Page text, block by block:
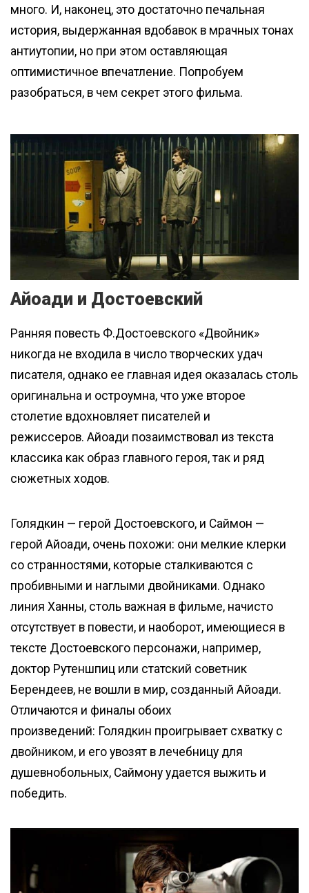
много. И, наконец, это достаточно печальная
история, выдержанная вдобавок в мрачных тонах
антиутопии, но при этом оставляющая
оптимистичное впечатление. Попробуем
разобраться, в чем секрет этого фильма.
Айоади и Достоевский
Ранняя повесть Ф.Достоевского «Двойник»
никогда не входила в число творческих удач
писателя, однако ее главная идея оказалась столь
оригинальна и остроумна, что уже второе
столетие вдохновляет писателей и
режиссеров. Айоади позаимствовал из текста
классика как образ главного героя, так и ряд
сюжетных ходов.
Голядкин — герой Достоевского, и Саймон —
герой Айоади, очень похожи: они мелкие клерки
со странностями, которые сталкиваются с
пробивными и наглыми двойниками. Однако
линия Ханны, столь важная в фильме, начисто
отсутствует в повести, и наоборот, имеющиеся в
тексте Достоевского персонажи, например,
доктор Рутеншпиц или статский советник
Берендеев, не вошли в мир, созданный Айоади.
Отличаются и финалы обоих
произведений: Голядкин проигрывает схватку с
двойником, и его увозят в лечебницу для
душевнобольных, Саймону удается выжить и
победить.